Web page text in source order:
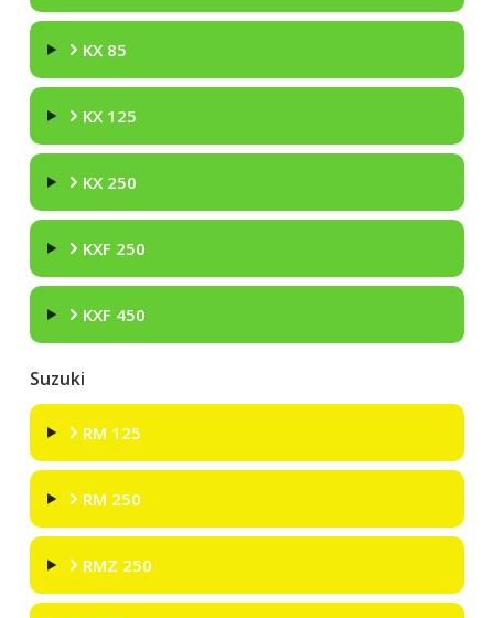
KX 85
KX 125
KX 250
KXF 250
KXF 450
Suzuki
RM 125
RM 250
RMZ 250